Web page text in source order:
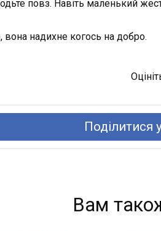
повз. Навіть маленький
надихне когось на добро.
Поділитися
Вам